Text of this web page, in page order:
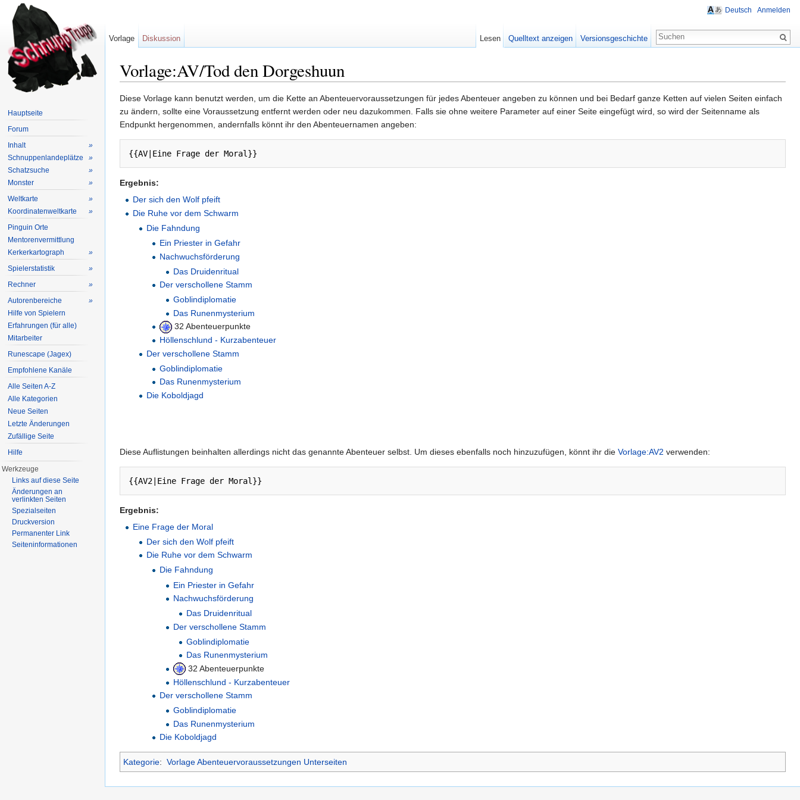
Vorlage:AV/Tod den Dorgeshuun
Diese Vorlage kann benutzt werden, um die Kette an Abenteuervoraussetzungen für jedes Abenteuer angeben zu können und bei Bedarf ganze Ketten auf vielen Seiten einfach
zu ändern, sollte eine Voraussetzung entfernt werden oder neu dazukommen. Falls sie ohne weitere Parameter auf einer Seite eingefügt wird, so wird der Seitenname als
Endpunkt hergenommen, andernfalls könnt ihr den Abenteuernamen angeben:
{{AV|Eine Frage der Moral}}
Ergebnis:
Der sich den Wolf pfeift
Die Ruhe vor dem Schwarm
Die Fahndung
Ein Priester in Gefahr
Nachwuchsförderung
Das Druidenritual
Der verschollene Stamm
Goblindiplomatie
Das Runenmysterium
32 Abenteuerpunkte
Höllenschlund - Kurzabenteuer
Der verschollene Stamm
Goblindiplomatie
Das Runenmysterium
Die Koboldjagd
Diese Auflistungen beinhalten allerdings nicht das genannte Abenteuer selbst. Um dieses ebenfalls noch hinzuzufügen, könnt ihr die Vorlage:AV2 verwenden:
Ergebnis:
Eine Frage der Moral
Der sich den Wolf pfeift
Die Ruhe vor dem Schwarm
Die Fahndung
Ein Priester in Gefahr
Nachwuchsförderung
Das Druidenritual
Der verschollene Stamm
Goblindiplomatie
Das Runenmysterium
32 Abenteuerpunkte
Höllenschlund - Kurzabenteuer
Der verschollene Stamm
Goblindiplomatie
Das Runenmysterium
Die Koboldjagd
Kategorie: Vorlage Abenteuervoraussetzungen Unterseiten
Deutsch Anmelden
Vorlage Diskussion Lesen Quelltext anzeigen Versionsgeschichte
Hauptseite
Forum
Inhalt
»
Schnuppenlandeplätze
»
Schatzsuche
»
Monster
»
Weltkarte
»
Koordinatenweltkarte
»
Pinguin Orte
Mentorenvermittlung
Kerkerkartograph
»
Spielerstatistik
»
Rechner
»
Autorenbereiche
»
Hilfe von Spielern
Erfahrungen (für alle)
Mitarbeiter
Runescape (Jagex)
Empfohlene Kanäle
Alle Seiten A-Z
Alle Kategorien
Neue Seiten
Letzte Änderungen
Zufällige Seite
Hilfe
Werkzeuge
Links auf diese Seite
Änderungen an
verlinkten Seiten
Spezialseiten
Druckversion
Permanenter Link
Seiteninformationen